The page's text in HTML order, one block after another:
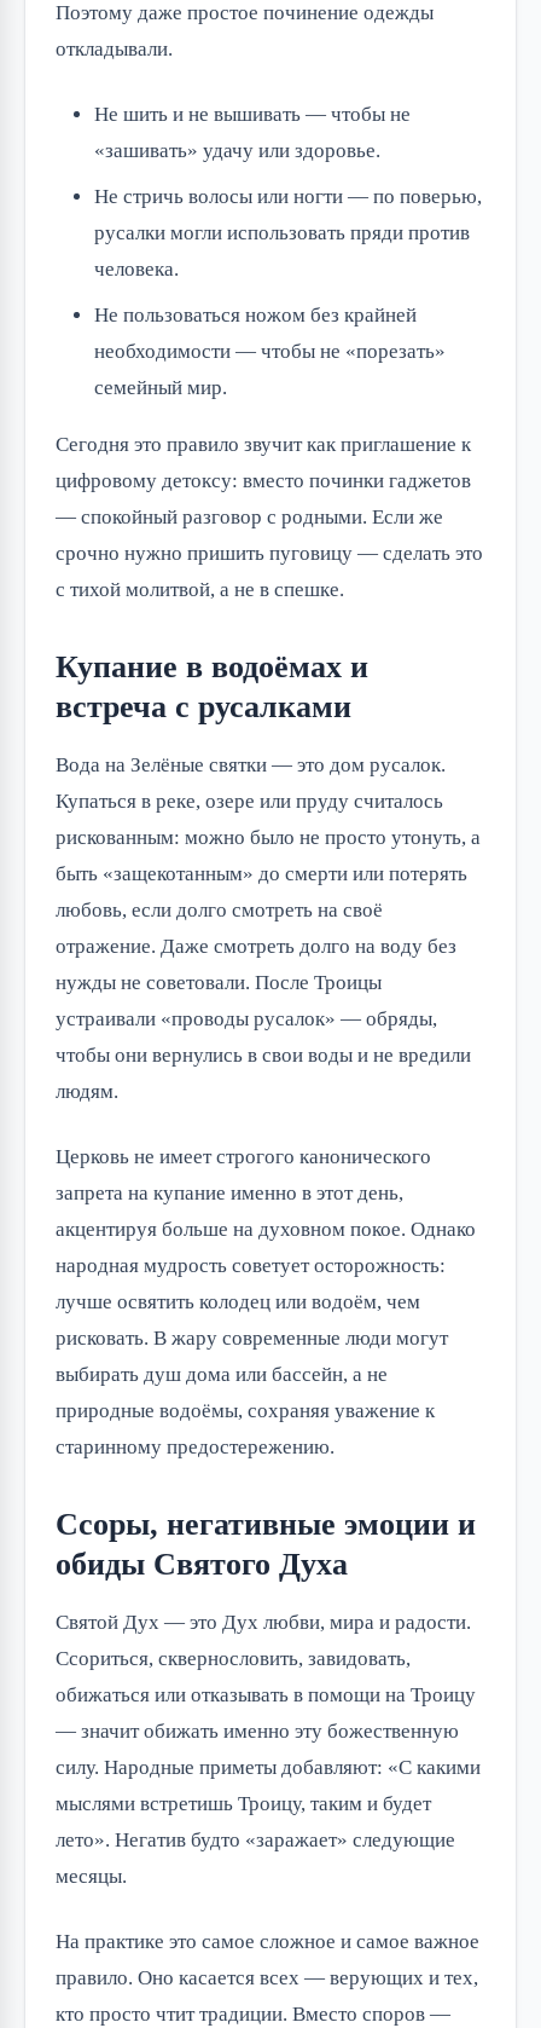
Поэтому даже простое починение одежды
откладывали.
Не шить и не вышивать — чтобы не
«зашивать» удачу или здоровье.
Не стричь волосы или ногти — по поверью,
русалки могли использовать пряди против
человека.
Не пользоваться ножом без крайней
необходимости — чтобы не «порезать»
семейный мир.
Сегодня это правило звучит как приглашение к
цифровому детоксу: вместо починки гаджетов
— спокойный разговор с родными. Если же
срочно нужно пришить пуговицу — сделать это
с тихой молитвой, а не в спешке.
Купание в водоёмах и
встреча с русалками
Вода на Зелёные святки — это дом русалок.
Купаться в реке, озере или пруду считалось
рискованным: можно было не просто утонуть, а
быть «защекотанным» до смерти или потерять
любовь, если долго смотреть на своё
отражение. Даже смотреть долго на воду без
нужды не советовали. После Троицы
устраивали «проводы русалок» — обряды,
чтобы они вернулись в свои воды и не вредили
людям.
Церковь не имеет строгого канонического
запрета на купание именно в этот день,
акцентируя больше на духовном покое. Однако
народная мудрость советует осторожность:
лучше освятить колодец или водоём, чем
рисковать. В жару современные люди могут
выбирать душ дома или бассейн, а не
природные водоёмы, сохраняя уважение к
старинному предостережению.
Ссоры, негативные эмоции и
обиды Святого Духа
Святой Дух — это Дух любви, мира и радости.
Ссориться, сквернословить, завидовать,
обижаться или отказывать в помощи на Троицу
— значит обижать именно эту божественную
силу. Народные приметы добавляют: «С какими
мыслями встретишь Троицу, таким и будет
лето». Негатив будто «заражает» следующие
месяцы.
На практике это самое сложное и самое важное
правило. Оно касается всех — верующих и тех,
кто просто чтит традиции. Вместо споров —